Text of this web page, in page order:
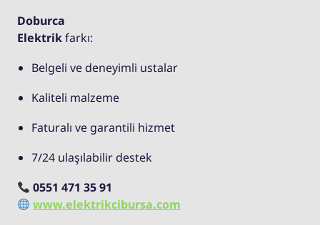
Doburca
Elektrikfarkı:
Belgeli ve deneyimli ustalar
Kaliteli malzeme
Faturalı ve garantili hizmet
7/24 ulaşılabilir destek
0551 471 35 91
www.elektrikcibursa.com